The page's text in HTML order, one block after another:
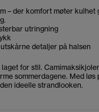
– der komfort møter
utringning
detaljer på halsen
laget for stil.
sommerdagene. Med
ideelle strandlooken.